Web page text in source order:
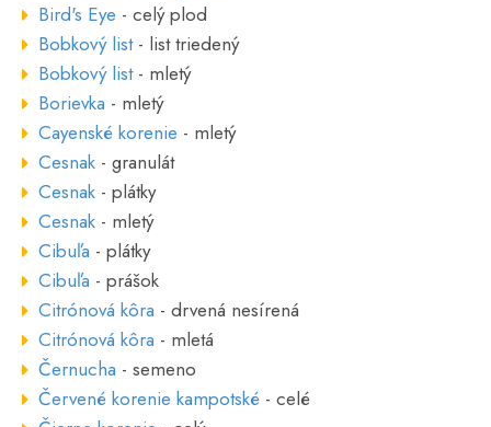
Bird's Eye - celý plod
Bobkový list- list triedený
Bobkový list- mletý
Borievka - mletý
Cayenské korenie - mletý
Cesnak - granulát
Cesnak - plátky
Cesnak - mletý
Cibuľa - plátky
Cibuľa - prášok
Citrónová kôra - drvená nesírená
Citrónová kôra - mletá
Černucha - semeno
Červené korenie kampotské - celé